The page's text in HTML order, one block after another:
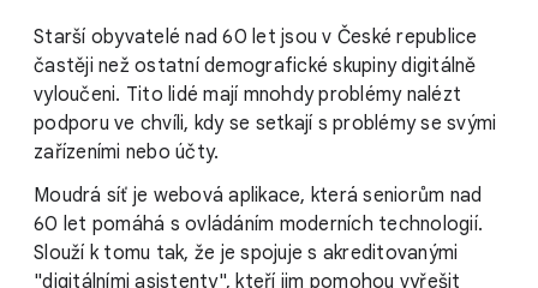
Starší obyvatelé nad 60 let jsou v České republice
častěji než ostatní demografické skupiny digitálně
vyloučeni. Tito lidé mají mnohdy problémy nalézt
podporu ve chvíli, kdy se setkají s problémy se svými
zařízeními nebo účty.
Moudrá síť je webová aplikace, která seniorům nad
60 let pomáhá s ovládáním moderních technologií.
Slouží k tomu tak, že je spojuje s akreditovanými
"digitálními asistenty", kteří jim pomohou vyřešit